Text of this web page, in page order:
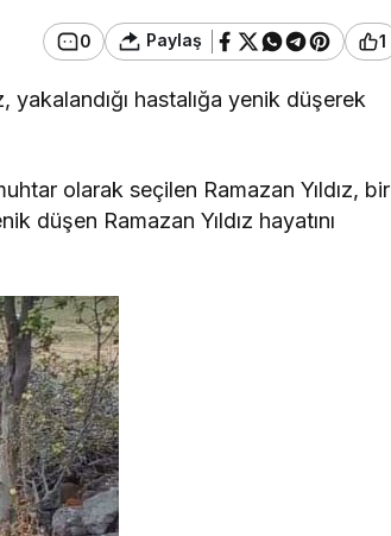
0 Paylaş 1
yakalandığı hastalığa yenik düşerek
olarak seçilen Ramazan Yıldız, bir
düşen Ramazan Yıldız hayatını